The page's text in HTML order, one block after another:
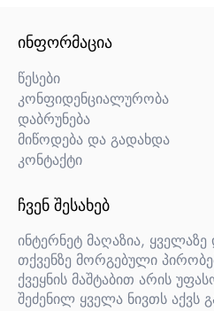
ᲘᲜᲤᲝᲠᲛᲐᲪᲘᲐ
წესები
კონფიდენციალურობა
დაბრუნება
მიწოდება და გადახდა
კონტაქტი
ᲩᲕᲔᲜ ᲨᲔᲡᲐᲮᲔᲑ
ინტერნეტ მაღაზია,
თქვენზე მორგებული
ქვეყნის მაშტაბით არის
შეძენილ ყველა ნივთს აქვს